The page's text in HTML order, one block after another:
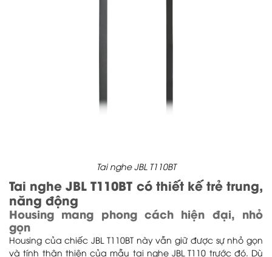
Tai nghe JBL T110BT
Tai nghe JBL T110BT có thiết kế trẻ trung,
năng động
Housing mang phong cách hiện đại, nhỏ
gọn
Housing của chiếc JBL T110BT này vẫn giữ được sự nhỏ gọn
và tính thân thiện của mẫu tai nghe JBL T110 trước đó. Dù